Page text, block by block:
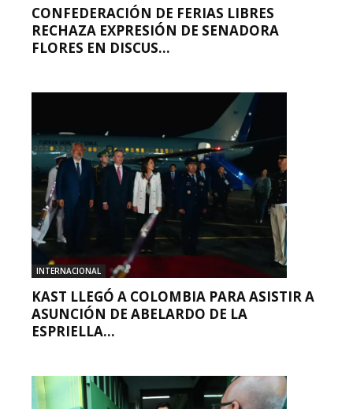
CONFEDERACIÓN DE FERIAS LIBRES
RECHAZA EXPRESIÓN DE SENADORA
FLORES EN DISCUS...
INTERNACIONAL
KAST LLEGÓ A COLOMBIA PARA ASISTIR A
ASUNCIÓN DE ABELARDO DE LA
ESPRIELLA...